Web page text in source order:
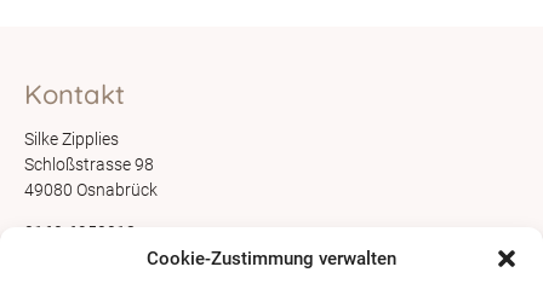
Cookie-Zustimmung verwalten
Kontakt
Silke Zipplies
Schloßstrasse 98
49080 Osnabrück
0162-6950018
info@babyzeit-os.de